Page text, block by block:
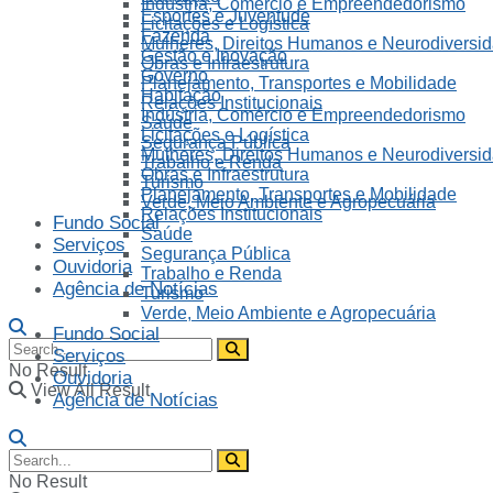
Indústria, Comércio e Empreendedorismo
Licitações e Logística
Mulheres, Direitos Humanos e
Obras e Infraestrutura
Planejamento, Transportes e Mobilidade
Relações Institucionais
Saúde
Segurança Pública
Trabalho e Renda
Turismo
Verde, Meio Ambiente e Agropecuária
Fundo Social
Serviços
Ouvidoria
Agência de Notícias
No Result
View All Result
Esportes e Juventude
Fazenda
Gestão e Inovação
Governo
Habitação
Indústria, Comércio e Empreendedorismo
Licitações e Logística
Mulheres, Direitos Humanos e
Obras e Infraestrutura
Planejamento, Transportes e Mobilidade
Relações Institucionais
Saúde
Segurança Pública
Trabalho e Renda
Turismo
Verde, Meio Ambiente e Agropecuária
Fundo Social
Serviços
Ouvidoria
Agência de Notícias
No Result